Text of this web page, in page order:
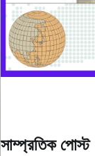
সাম্প্রতিক পোস্ট